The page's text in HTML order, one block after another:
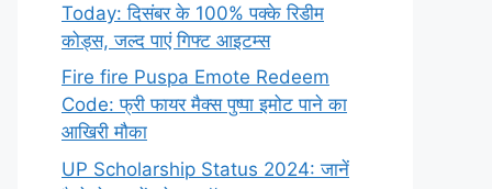
Today: दिसंबर के 100% पक्के रिडीम
कोड्स, जल्द पाएं गिफ्ट आइटम्स
Fire fire Puspa Emote Redeem
Code: फ्री फायर मैक्स पुष्पा इमोट पाने का
आखिरी मौका
UP Scholarship Status 2024: जानें